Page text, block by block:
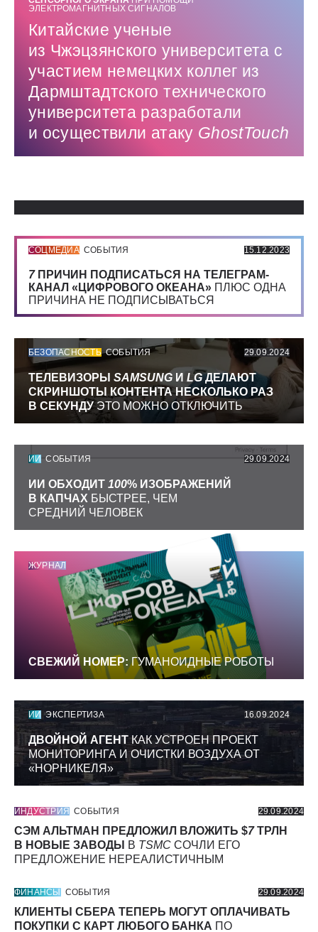
ЭЛЕКТРОМАГНИТНЫХ СИГНАЛОВ
Китайские ученые
из Чжэцзянского университета с
участием немецких коллег из
Дармштадтского технического
университета разработали
и осуществили атаку GhostTouch
СОЦМЕДИА СОБЫТИЯ 15.12.2023
7 ПРИЧИН ПОДПИСАТЬСЯ НА ТЕЛЕГРАМ-
КАНАЛ «ЦИФРОВОГО ОКЕАНА» ПЛЮС ОДНА
ПРИЧИНА НЕ ПОДПИСЫВАТЬСЯ
БЕЗОПАСНОСТЬ СОБЫТИЯ 29.09.2024
ТЕЛЕВИЗОРЫ SAMSUNG И LGДЕЛАЮТ
СКРИНШОТЫ КОНТЕНТА НЕСКОЛЬКО РАЗ
В СЕКУНДУЭТО МОЖНО ОТКЛЮЧИТЬ
ИИ СОБЫТИЯ 29.09.2024
ИИ ОБХОДИТ 100% ИЗОБРАЖЕНИЙ
В КАПЧАХ БЫСТРЕЕ, ЧЕМ
СРЕДНИЙ ЧЕЛОВЕК
ЖУРНАЛ
СВЕЖИЙ НОМЕР: ГУМАНОИДНЫЕ РОБОТЫ
ИИ ЭКСПЕРТИЗА 16.09.2024
ДВОЙНОЙ АГЕНТКАК УСТРОЕН ПРОЕКТ
МОНИТОРИНГА И ОЧИСТКИ ВОЗДУХА ОТ
«НОРНИКЕЛЯ»
ИНДУСТРИЯ СОБЫТИЯ 29.09.2024
СЭМ АЛЬТМАН ПРЕДЛОЖИЛ ВЛОЖИТЬ $7ТРЛН
В НОВЫЕ ЗАВОДЫ
В TSMC СОЧЛИ ЕГО
ПРЕДЛОЖЕНИЕ НЕРЕАЛИСТИЧНЫМ
ФИНАНСЫ СОБЫТИЯ 29.09.2024
КЛИЕНТЫ СБЕРА ТЕПЕРЬ МОГУТ ОПЛАЧИВАТЬ
ПОКУПКИ С КАРТ ЛЮБОГО БАНКА ПО